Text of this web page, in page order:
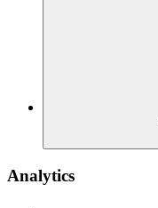
Analytics